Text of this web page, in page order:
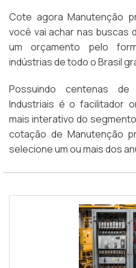
Cote agora Manutenção
você vai achar nas buscas
um orçamento pelo
indústrias de todo o Brasil
Possuindo centenas
Industriais é o facilitador
mais interativo do
cotação de Manutenção
selecione um ou mais dos